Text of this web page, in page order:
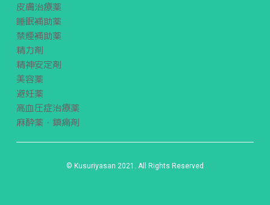
皮膚治療薬
睡眠補助薬
禁煙補助薬
精力剤
精神安定剤
美容薬
避妊薬
高血圧症治療薬
麻酔薬・鎮痛剤
© Kusuriyasan 2021. All Rights Reserved